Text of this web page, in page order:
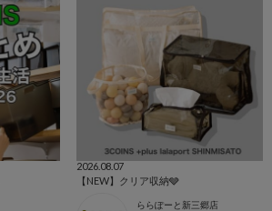
2026.08.07
【NEW】クリア収納🩶
ららぽーと新三郷店